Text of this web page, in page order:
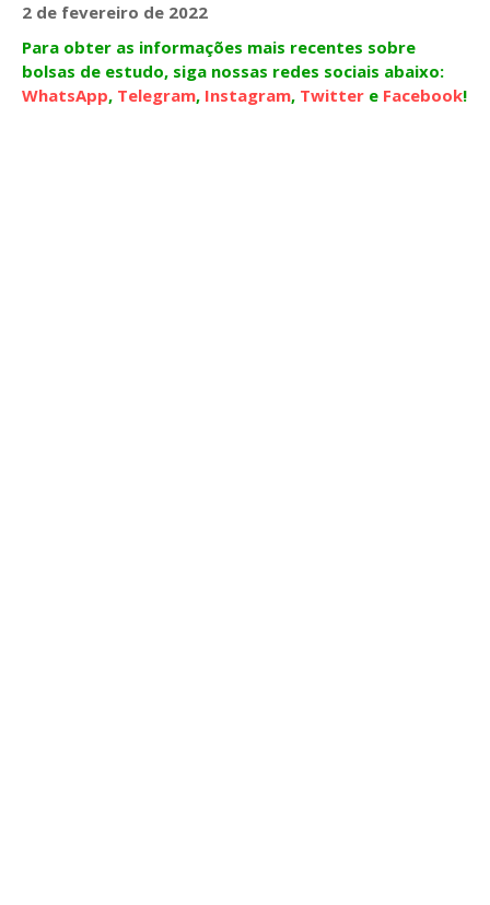
2 de fevereiro de 2022
Para obter as informações mais recentes sobre
bolsas de estudo, siga nossas redes sociais abaixo:
WhatsApp, Telegram, Instagram, Twitter e Facebook!